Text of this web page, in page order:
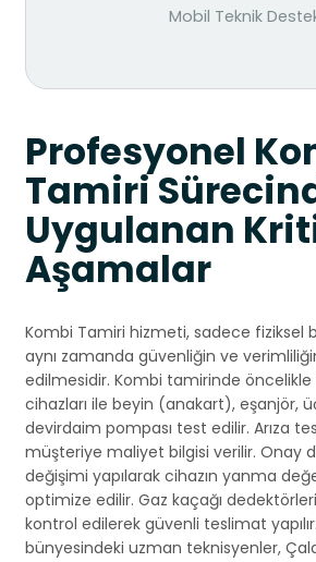
Mobil Teknik
Profesyonel
Tamiri
Uygulanan
Aşamalar
Kombi Tamiri hizmeti, sadece fiziksel
aynı zamanda güvenliğin ve
edilmesidir. Kombi tamirinde öncelikle
cihazları ile beyin (anakart), eşanjör,
devirdaim pompası test edilir. Arıza
müşteriye maliyet bilgisi verilir. Onay
değişimi yapılarak cihazın yanma
optimize edilir. Gaz kaçağı
kontrol edilerek güvenli teslimat
bünyesindeki uzman teknisyenler,